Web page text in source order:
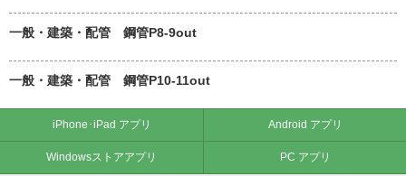
一般・建築・配管 鋼管P8-9out
一般・建築・配管 鋼管P10-11out
iPhone･iPad アプリ Android アプリ
Windowsストアアプリ PC アプリ